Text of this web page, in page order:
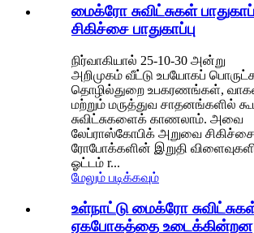
மைக்ரோ சுவிட்சுகள்
சிகிச்சை பாதுகாப்பு
நிர்வாகியால் 25-10-30 அன்று
அறிமுகம் வீட்டு உபயோகப்
தொழில்துறை உபகரணங்கள்,
மற்றும் மருத்துவ சாதனங்களில்
சுவிட்சுகளைக் காணலாம். அவை
லேப்ராஸ்கோபிக் அறுவை சிகிச்சை
ரோபோக்களின் இறுதி
ஓட்டம் r...
மேலும் படிக்கவும்
உள்நாட்டு மைக்ரோ
ஏகபோகத்தை உடைக்கின்றன